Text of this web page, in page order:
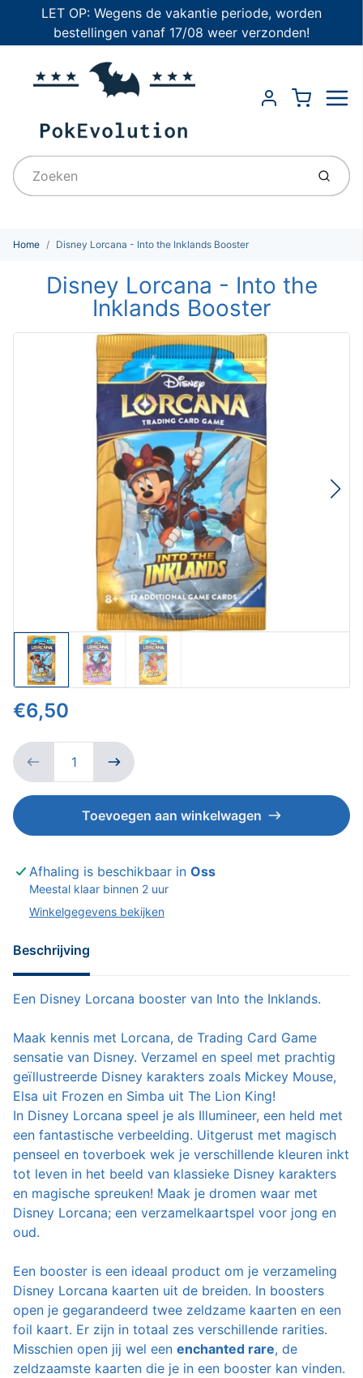
LET OP: Wegens de vakantie periode, worden
bestellingen vanaf 17/08 weer verzonden!
Account
Cart
Home Disney Lorcana - Into the Inklands Booster
Disney Lorcana - Into the
Inklands Booster
€6,50
Toevoegen aan winkelwagen
Afhaling is beschikbaar in Oss
Meestal klaar binnen 2 uur
Winkelgegevens bekijken
Beschrijving
Een Disney Lorcana booster van Into the Inklands.
Maak kennis met Lorcana, de Trading Card Game
sensatie van Disney. Verzamel en speel met prachtig
geïllustreerde Disney karakters zoals Mickey Mouse,
Elsa uit Frozen en Simba uit The Lion King!
In Disney Lorcana speel je als Illumineer, een held met
een fantastische verbeelding. Uitgerust met magisch
penseel en toverboek wek je verschillende kleuren inkt
tot leven in het beeld van klassieke Disney karakters
en magische spreuken! Maak je dromen waar met
Disney Lorcana; een verzamelkaartspel voor jong en
oud.
Een booster is een ideaal product om je verzameling
Disney Lorcana kaarten uit de breiden. In boosters
open je gegarandeerd twee zeldzame kaarten en een
foil kaart. Er zijn in totaal zes verschillende rarities.
Misschien open jij wel een enchanted rare, de
zeldzaamste kaarten die je in een booster kan vinden.